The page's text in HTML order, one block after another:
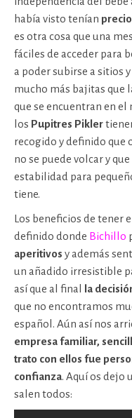
había visto tenían
es otra cosa que una
fáciles de acceder para
a poder subirse a sitios
mucho más bajitas que
que se encuentran en el
los Pupitres Pikler
recogido y definido que
no se puede volcar y
estabilidad para
tiene.
Los beneficios de tener
definido donde Bichillo
aperitivos y además
un añadido irresistible
así que al final la
que no encontramos
español. Aún así nos
empresa familiar,
trato con ellos fue
confianza. Aquí os dejo
salen todos: